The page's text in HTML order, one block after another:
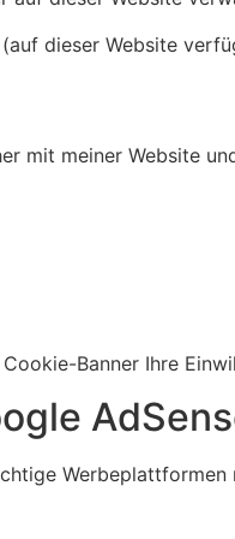
(auf dieser Website
mit meiner Website
Banner Ihre